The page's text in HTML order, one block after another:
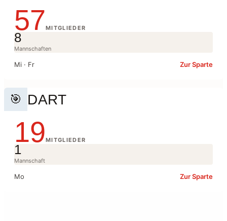
57MITGLIEDER
8
Mannschaften
Mi · Fr Zur Sparte
🎯 DART
19MITGLIEDER
1
Mannschaft
Mo Zur Sparte